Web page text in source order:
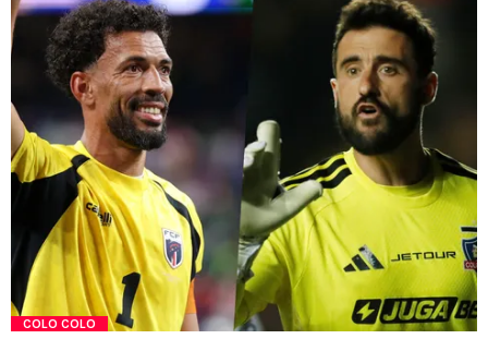
COLO COLO